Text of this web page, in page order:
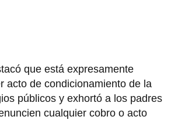
que está expresamente
acto de condicionamiento de la
públicos y exhortó a los padres
cualquier cobro o acto